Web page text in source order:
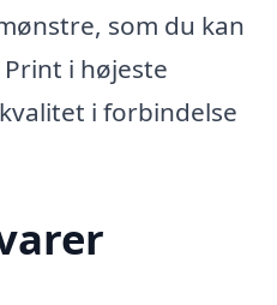
som du kan
i højeste
i forbindelse